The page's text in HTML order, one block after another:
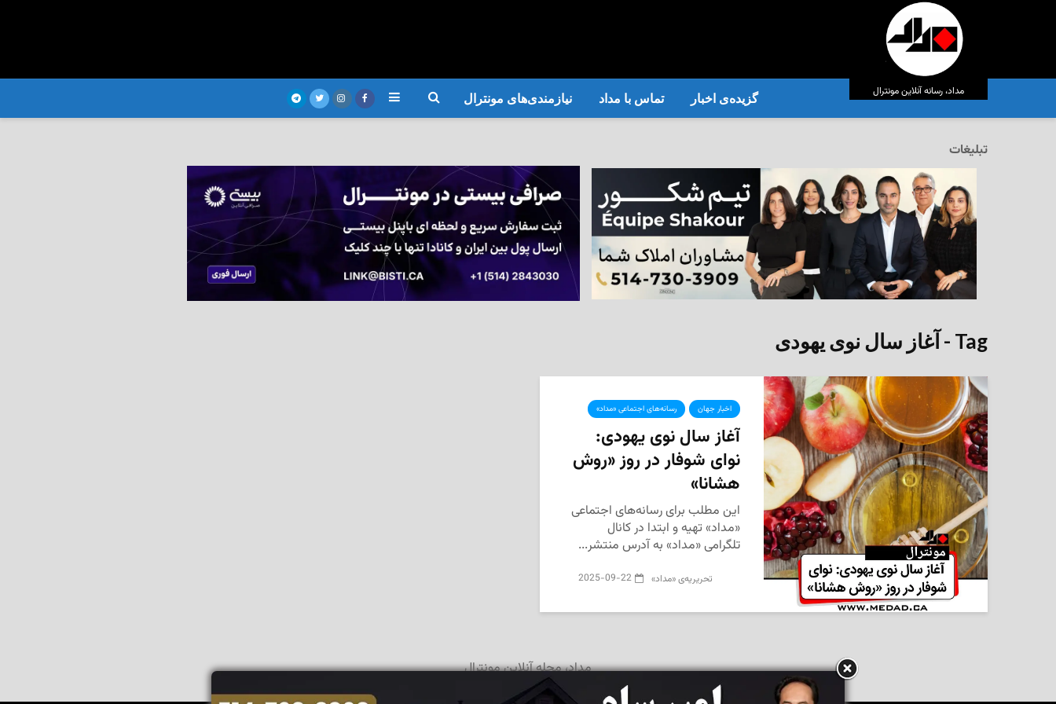
مداد، رسانه آنلاین مونترال گزیده‌ی‌ اخبار تماس با مداد نیازمندی‌های مونترال
تبلیغات
Tag - آغاز سال نوی یهودی
اخبار جهان رسانه‌های اجتماعی «مداد»
آغاز سال نوی یهودی:
نوای شوفار در روز «روش
هشانا»
این مطلب برای رسانه‌های اجتماعی
«مداد» تهیه و ابتدا در کانال
تلگرامی «مداد» به آدرس منتشر...
تحریریه‌ی «مداد» 2025-09-22
مداد، مجله آنلاین مونترال